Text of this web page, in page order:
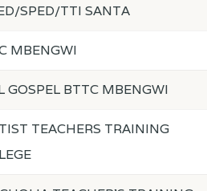
SPED/TTI SANTA
MBENGWI
GOSPEL BTTC MBENGWI
TEACHERS TRAINING